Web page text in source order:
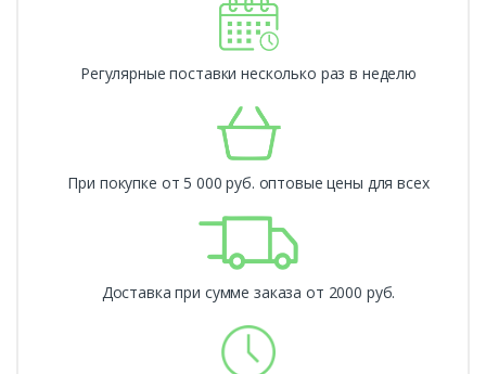
Регулярные поставки несколько раз в неделю
При покупке от 5 000 руб. оптовые цены для всех
Доставка при сумме заказа от 2000 руб.